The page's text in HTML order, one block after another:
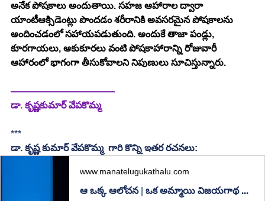
అనేక పోషకాలు అందుతాయి. సహజ ఆహారాల ద్వారా
యాంటీఆక్సిడెంట్లు పొందడం శరీరానికి అవసరమైన పోషకాలను
అందించడంలో సహాయపడుతుంది. అందుకే తాజా పండ్లు,
కూరగాయలు, ఆకుకూరలు వంటి పోషకాహారాన్ని రోజువారీ
ఆహారంలో భాగంగా తీసుకోవాలని నిపుణులు సూచిస్తున్నారు.
———————————
డా. కృష్ణకుమార్ వేపకొమ్మ
***
డా. కృష్ణ కుమార్ వేపకొమ్మ  గారి కొన్ని ఇతర రచనలు:
www.manatelugukathalu.com
ఆ ఒక్క ఆలోచన | ఒక అమ్మాయి విజయగాథ & AI ప్రేరణాత్మక కథ